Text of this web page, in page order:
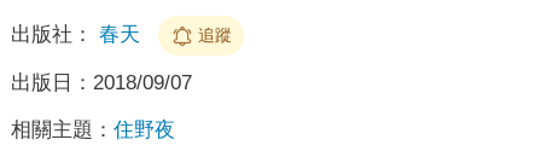
出版社： 春天 追蹤
出版日： 2018/09/07
相關主題： 住野夜